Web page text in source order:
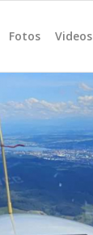
Fotos Videos